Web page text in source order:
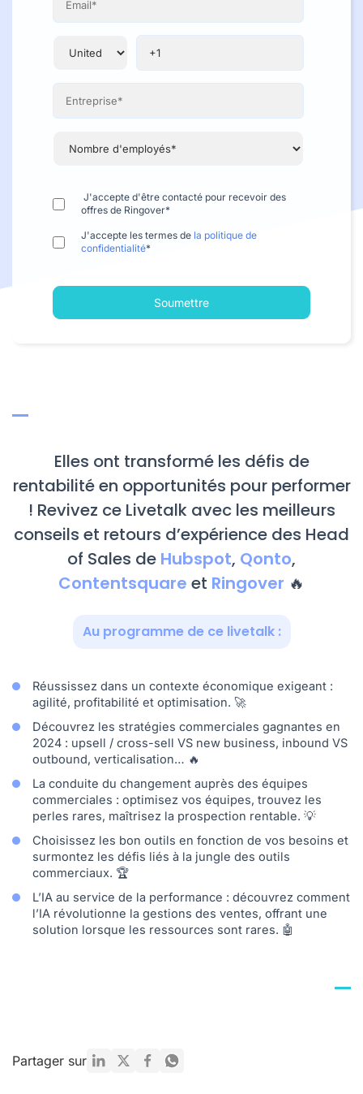
J'accepte d'être contacté pour recevoir des
offres de Ringover*
J'accepte les termes de la politique de
confidentialité*
Elles ont transformé les défis de
rentabilité en opportunités pour performer
! Revivez ce Livetalk avec les meilleurs
conseils et retours d’expérience des Head
of Sales de Hubspot, Qonto,
Contentsquare et Ringover 🔥
Au programme de ce livetalk :
Réussissez dans un contexte économique exigeant :
agilité, profitabilité et optimisation. 🚀
Découvrez les stratégies commerciales gagnantes en
2024 : upsell / cross-sell VS new business, inbound VS
outbound, verticalisation… 🔥
La conduite du changement auprès des équipes
commerciales : optimisez vos équipes, trouvez les
perles rares, maîtrisez la prospection rentable. 💡
Choisissez les bon outils en fonction de vos besoins et
surmontez les défis liés à la jungle des outils
commerciaux. 🏆
L’IA au service de la performance : découvrez comment
l’IA révolutionne la gestions des ventes, offrant une
solution lorsque les ressources sont rares. 🤖
Partager sur